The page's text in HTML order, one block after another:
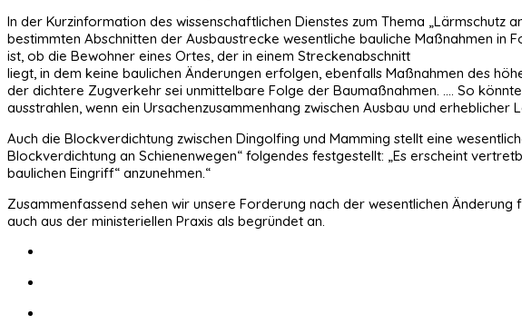
In der Kurzinformation des wissenschaftlichen Dienstes zum Thema „Lärmschutz
bestimmten Abschnitten der Ausbaustrecke wesentliche bauliche Maßnahmen in
ist, ob die Bewohner eines Ortes, der in einem Streckenabschnitt
liegt, in dem keine baulichen Änderungen erfolgen, ebenfalls Maßnahmen des
der dichtere Zugverkehr sei unmittelbare Folge der Baumaßnahmen. …. So
ausstrahlen, wenn ein Ursachenzusammenhang zwischen Ausbau und erheblicher
Auch die Blockverdichtung zwischen Dingolfing und Mamming stellt eine
Blockverdichtung an Schienenwegen“ folgendes festgestellt: „Es erscheint
baulichen Eingriff“ anzunehmen.“
Zusammenfassend sehen wir unsere Forderung nach der wesentlichen
auch aus der ministeriellen Praxis als begründet an.